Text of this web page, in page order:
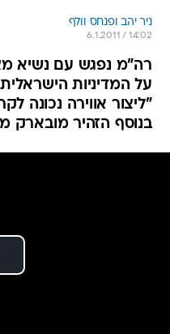
ניר יהב ופנחס וולף
6.1.2011 / 14:02
רה"מ נפגש עם נשיא
על המדיניות
"ליצור אווירה נכונה
בנוסף הזהיר מובארק